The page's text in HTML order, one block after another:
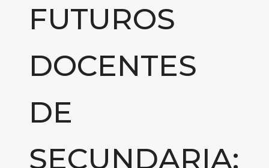
FUTUROS
DOCENTES
DE
SECUNDARIA: